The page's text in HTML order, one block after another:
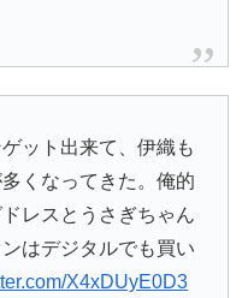
ット出来て、伊織も
くなってきた。俺的
レスとうさぎちゃん
はデジタルでも買い
X4xDUyE0D3